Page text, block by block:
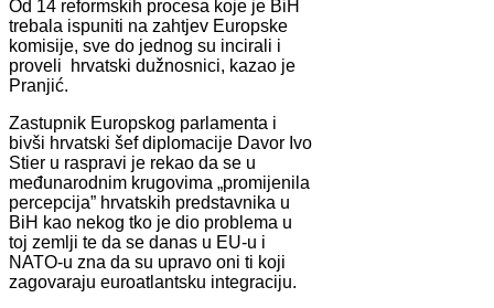
Od 14 reformskih procesa koje je BiH
trebala ispuniti na zahtjev Europske
komisije, sve do jednog su incirali i
proveli hrvatski dužnosnici, kazao je
Pranjić.
Zastupnik Europskog parlamenta i
bivši hrvatski šef diplomacije Davor Ivo
Stier u raspravi je rekao da se u
međunarodnim krugovima „promijenila
percepcija” hrvatskih predstavnika u
BiH kao nekog tko je dio problema u
toj zemlji te da se danas u EU-u i
NATO-u zna da su upravo oni ti koji
zagovaraju euroatlantsku integraciju.